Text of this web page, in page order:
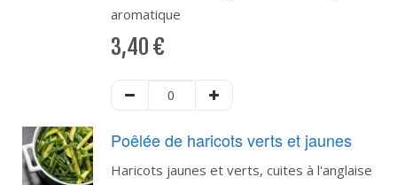
aromatique
3,40 €
Poêlée de haricots verts et jaunes
Haricots jaunes et verts, cuites à l'anglaise